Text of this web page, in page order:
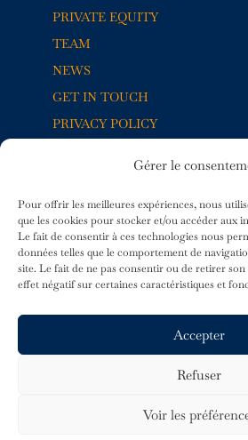
Gérer le
Pour offrir les meilleures expériences, nous
que les cookies pour stocker et/ou accéder aux
Le fait de consentir à ces technologies nous
données telles que le comportement de
site. Le fait de ne pas consentir ou de retirer
effet négatif sur certaines caractéristiques et
Accepter
Refuser
Voir les
PRIVATE EQUITY
TEAM
NEWS
GET IN TOUCH
PRIVACY POLICY
1204 GENÈVE
SUISSE
+41 22 830 03 33